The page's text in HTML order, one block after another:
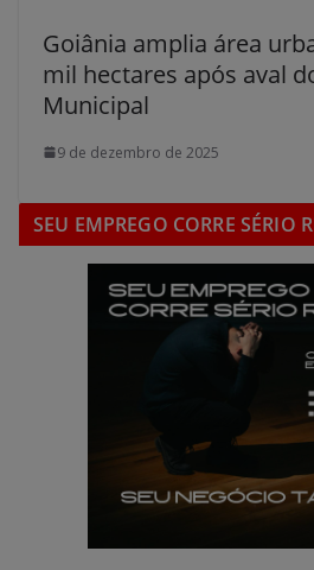
Goiânia amplia área
mil hectares após aval
Municipal
9 de dezembro de 2025
SEU EMPREGO CORRE SÉRIO